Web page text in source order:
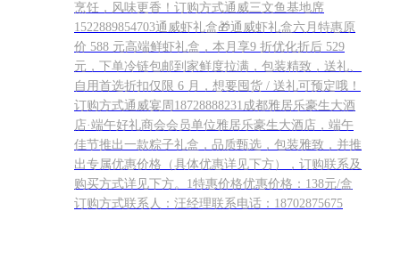
烹饪，风味更香！订购方式通威三文鱼基地席
1522889854703通威虾礼盒🎁通威虾礼盒六月特惠原
价 588 元高端鲜虾礼盒，本月享9 折优化折后 529
元，下单冷链包邮到家鲜度拉满，包装精致，送礼、
自用首选折扣仅限 6 月，想要囤货 / 送礼可预定哦！
订购方式通威宴周18728888231成都雅居乐豪生大酒
店·端午好礼商会会员单位雅居乐豪生大酒店，端午
佳节推出一款粽子礼盒，品质甄选，包装雅致，并推
出专属优惠价格（具体优惠详见下方），订购联系及
购买方式详见下方。1特惠价格优惠价格：138元/盒
订购方式联系人：汪经理联系电话：18702875675